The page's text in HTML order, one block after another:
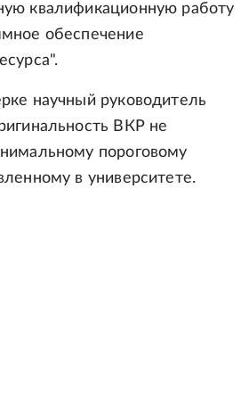
квалификационную работу
обеспечение
научный руководитель
ВКР не
пороговому
в университете.